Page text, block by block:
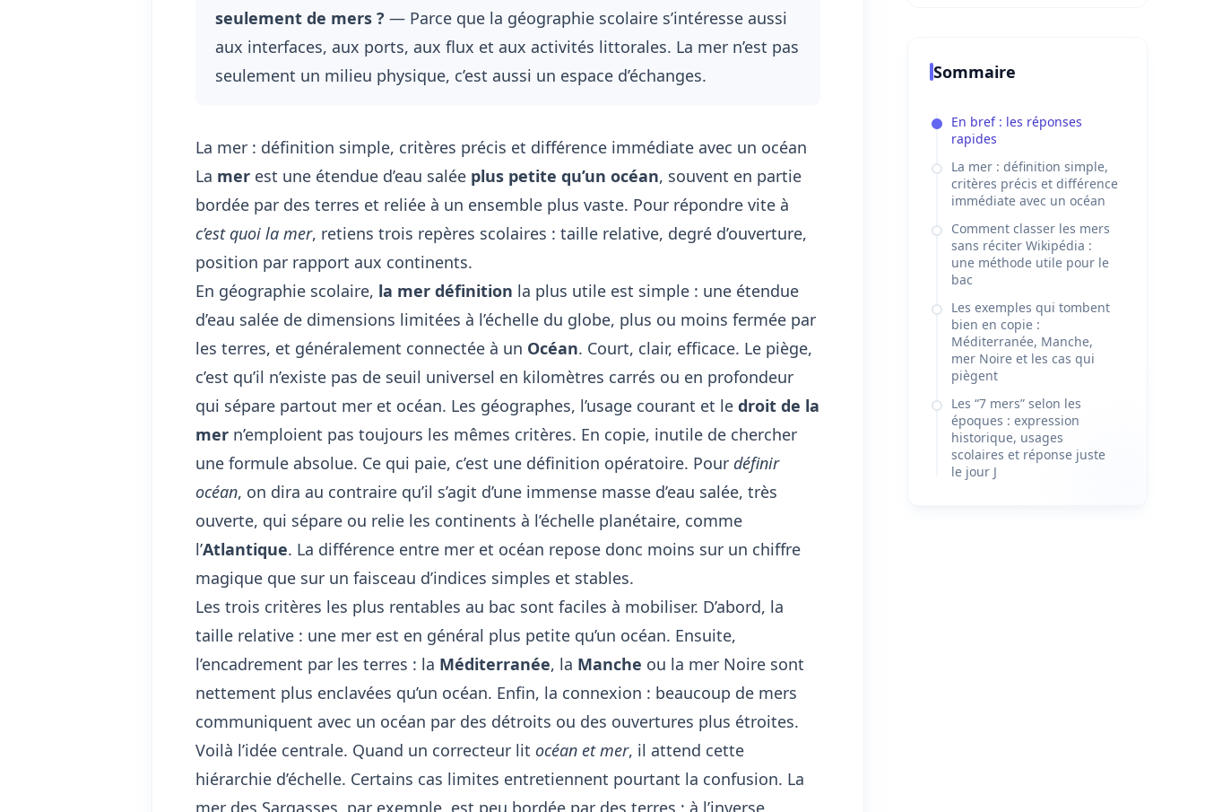
seulement de mers ? — Parce que la géographie scolaire s’intéresse aussi
aux interfaces, aux ports, aux flux et aux activités littorales. La mer n’est pas
seulement un milieu physique, c’est aussi un espace d’échanges.
La mer : définition simple, critères précis et différence immédiate avec un océan
La mer est une étendue d’eau salée plus petite qu’un océan, souvent en partie
bordée par des terres et reliée à un ensemble plus vaste. Pour répondre vite à
c’est quoi la mer, retiens trois repères scolaires : taille relative, degré d’ouverture,
position par rapport aux continents.
En géographie scolaire, la mer définition la plus utile est simple : une étendue
d’eau salée de dimensions limitées à l’échelle du globe, plus ou moins fermée par
les terres, et généralement connectée à un Océan. Court, clair, efficace. Le piège,
c’est qu’il n’existe pas de seuil universel en kilomètres carrés ou en profondeur
qui sépare partout mer et océan. Les géographes, l’usage courant et ledroit de la
mer n’emploient pas toujours les mêmes critères. En copie, inutile de chercher
une formule absolue. Ce qui paie, c’est une définition opératoire. Pourdéfinir
océan, on dira au contraire qu’il s’agit d’une immense masse d’eau salée, très
ouverte, qui sépare ou relie les continents à l’échelle planétaire, comme
l’Atlantique. La différence entre mer et océan repose donc moins sur un chiffre
magique que sur un faisceau d’indices simples et stables.
Les trois critères les plus rentables au bac sont faciles à mobiliser. D’abord, la
taille relative : une mer est en général plus petite qu’un océan. Ensuite,
l’encadrement par les terres : la Méditerranée, la Manche ou la mer Noire sont
nettement plus enclavées qu’un océan. Enfin, la connexion : beaucoup de mers
communiquent avec un océan par des détroits ou des ouvertures plus étroites.
Voilà l’idée centrale. Quand un correcteur lit océan et mer, il attend cette
hiérarchie d’échelle. Certains cas limites entretiennent pourtant la confusion. La
mer des Sargasses, par exemple, est peu bordée par des terres ; à l’inverse,
Sommaire
En bref : les réponses
rapides
La mer : définition simple,
critères précis et différence
immédiate avec un océan
Comment classer les mers
sans réciter Wikipédia :
une méthode utile pour le
bac
Les exemples qui tombent
bien en copie :
Méditerranée, Manche,
mer Noire et les cas qui
piègent
Les “7 mers” selon les
époques : expression
historique, usages
scolaires et réponse juste
le jour J